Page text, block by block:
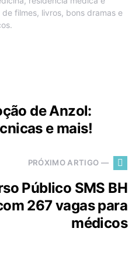
de filmes, livros, bons dramas e
de Anzol:
e mais!
PRÓXIMO ARTIGO —
Público SMS BH
267 vagas para
médicos